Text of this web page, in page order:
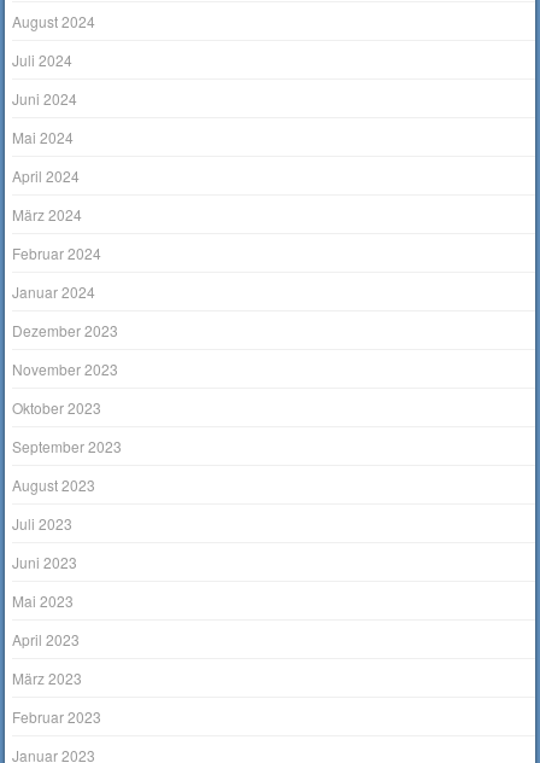
August 2024
Juli 2024
Juni 2024
Mai 2024
April 2024
März 2024
Februar 2024
Januar 2024
Dezember 2023
November 2023
Oktober 2023
September 2023
August 2023
Juli 2023
Juni 2023
Mai 2023
April 2023
März 2023
Februar 2023
Januar 2023